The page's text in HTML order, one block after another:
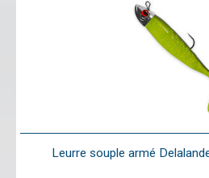
Leurre souple armé